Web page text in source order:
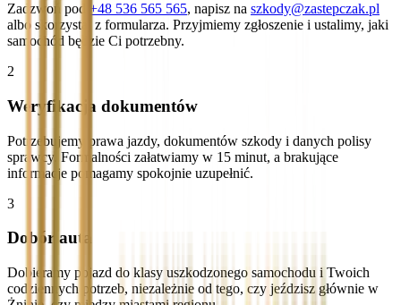
Zadzwoń pod +48 536 565 565, napisz na szkody@zastepczak.pl
albo skorzystaj z formularza. Przyjmiemy zgłoszenie i ustalimy, jaki
samochód będzie Ci potrzebny.
2
Weryfikacja dokumentów
Potrzebujemy prawa jazdy, dokumentów szkody i danych polisy
sprawcy. Formalności załatwiamy w 15 minut, a brakujące
informacje pomagamy spokojnie uzupełnić.
3
Dobór auta
Dobieramy pojazd do klasy uszkodzonego samochodu i Twoich
codziennych potrzeb, niezależnie od tego, czy jeździsz głównie w